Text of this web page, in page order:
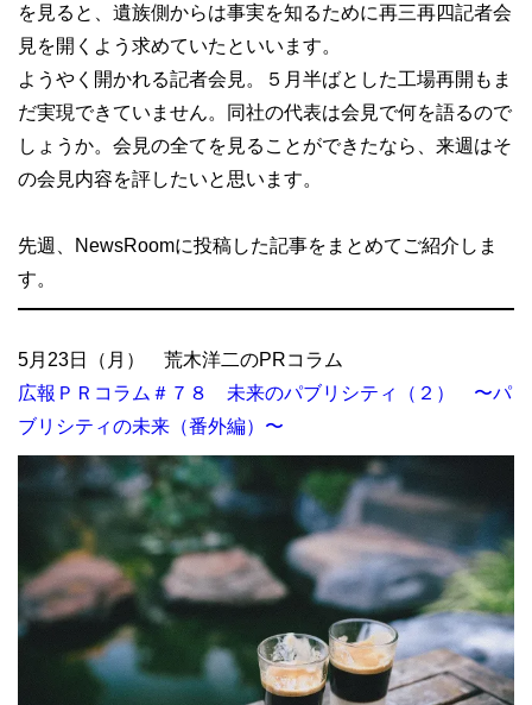
を見ると、遺族側からは事実を知るために再三再四記者会
見を開くよう求めていたといいます。
ようやく開かれる記者会見。５月半ばとした工場再開もま
だ実現できていません。同社の代表は会見で何を語るので
しょうか。会見の全てを見ることができたなら、来週はそ
の会見内容を評したいと思います。
先週、NewsRoomに投稿した記事をまとめてご紹介しま
す。
5月23日（月） 荒木洋二のPRコラム
広報ＰＲコラム＃７８ 未来のパブリシティ（２） 〜パ
ブリシティの未来（番外編）〜